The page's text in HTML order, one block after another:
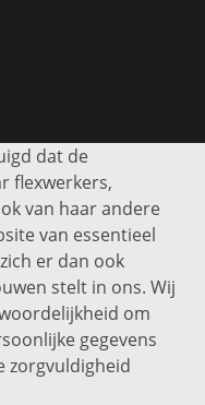
dat de
flexwerkers,
van haar andere
van essentieel
er dan ook
stelt in ons. Wij
om
gegevens
zorgvuldigheid